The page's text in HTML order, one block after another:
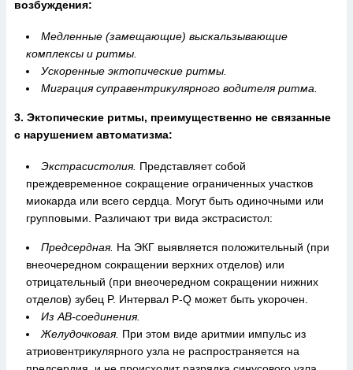
возбуждения:
Медленные (замещающие) выскальзывающие
комплексы и ритмы.
Ускоренные эктопические ритмы.
Миграция суправентрикулярного водителя ритма.
3. Эктопические ритмы, преимущественно не связанные
с нарушением автоматизма:
Экстрасистолия. Представляет собой
преждевременное сокращение ограниченных участков
миокарда или всего сердца. Могут быть одиночными или
групповыми. Различают три вида экстрасистол:
Предсердная. На ЭКГ выявляется положительный (при
внеочередном сокращении верхних отделов) или
отрицательный (при внеочередном сокращении нижних
отделов) зубец P. Интервал P-Q может быть укорочен.
Из АВ-соединения.
Желудочковая. При этом виде аритмии импульс из
атриовентрикулярного узла не распространяется на